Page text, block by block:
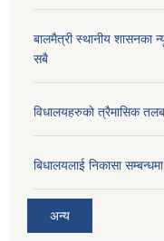
बालमैत्री स्थानीय शासनका
सबै
विधालयहरुकाे त्रैमासिक तलब
बिधालयलाई निकासा सम्बन्धमा
अन्य